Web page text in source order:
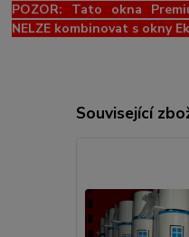
POZOR: Tato okna
NELZE kombinovat s okny
Související